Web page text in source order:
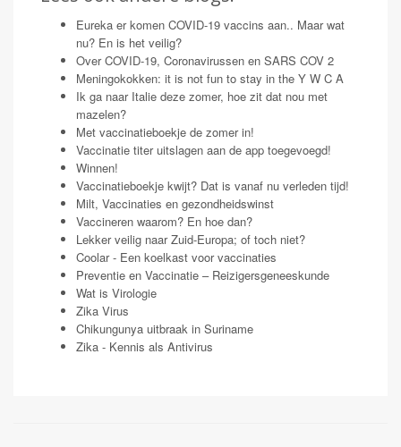
Eureka er komen COVID-19 vaccins aan.. Maar wat
nu? En is het veilig?
Over COVID-19, Coronavirussen en SARS COV 2
Meningokokken: it is not fun to stay in the Y W C A
Ik ga naar Italie deze zomer, hoe zit dat nou met
mazelen?
Met vaccinatieboekje de zomer in!
Vaccinatie titer uitslagen aan de app toegevoegd!
Winnen!
Vaccinatieboekje kwijt? Dat is vanaf nu verleden tijd!
Milt, Vaccinaties en gezondheidswinst
Vaccineren waarom? En hoe dan?
Lekker veilig naar Zuid-Europa; of toch niet?
Coolar - Een koelkast voor vaccinaties
Preventie en Vaccinatie – Reizigersgeneeskunde
Wat is Virologie
Zika Virus
Chikungunya uitbraak in Suriname
Zika - Kennis als Antivirus